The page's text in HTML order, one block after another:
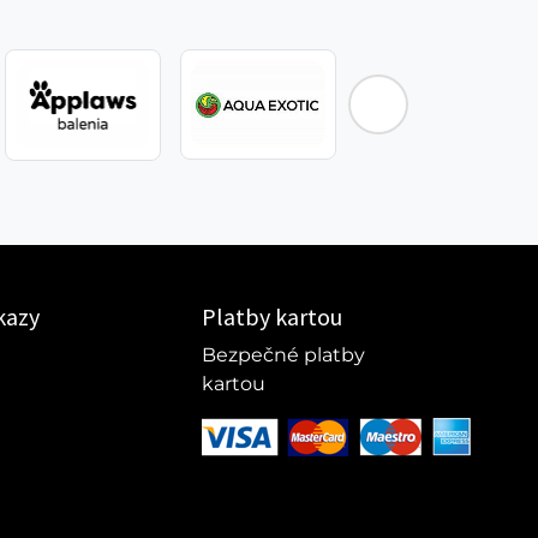
Platby kartou
Bezpečné platby
kartou